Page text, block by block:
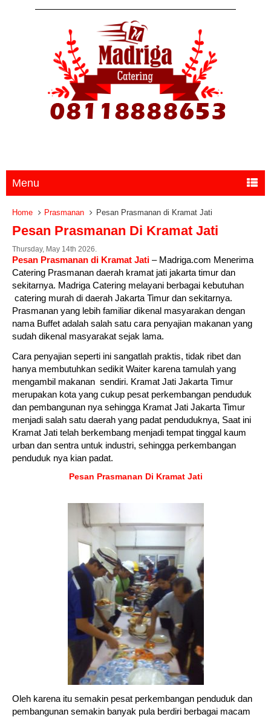
Menu
Home Prasmanan Pesan Prasmanan di Kramat Jati
Pesan Prasmanan Di Kramat Jati
Thursday, May 14th 2026.
Pesan Prasmanan di Kramat Jati – Madriga.com Menerima
Catering Prasmanan daerah kramat jati jakarta timur dan
sekitarnya. Madriga Catering melayani berbagai kebutuhan
catering murah di daerah Jakarta Timur dan sekitarnya.
Prasmanan yang lebih familiar dikenal masyarakan dengan
nama Buffet adalah salah satu cara penyajian makanan yang
sudah dikenal masyarakat sejak lama.
Cara penyajian seperti ini sangatlah praktis, tidak ribet dan
hanya membutuhkan sedikit Waiter karena tamulah yang
mengambil makanan sendiri. Kramat Jati Jakarta Timur
merupakan kota yang cukup pesat perkembangan penduduk
dan pembangunan nya sehingga Kramat Jati Jakarta Timur
menjadi salah satu daerah yang padat penduduknya, Saat ini
Kramat Jati telah berkembang menjadi tempat tinggal kaum
urban dan sentra untuk industri, sehingga perkembangan
penduduk nya kian padat.
Pesan Prasmanan Di Kramat Jati
Oleh karena itu semakin pesat perkembangan penduduk dan
pembangunan semakin banyak pula berdiri berbagai macam